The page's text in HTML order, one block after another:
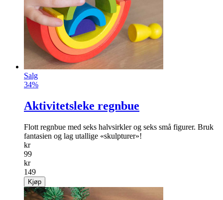
Salg
34%
Aktivitetsleke regnbue
Flott regnbue med seks halvsirkler og seks små figurer. Bruk
fantasien og lag utallige «skulpturer»!
kr
99
kr
149
Kjøp